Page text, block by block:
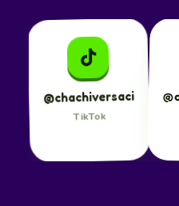
@chachiversaci
TikTok